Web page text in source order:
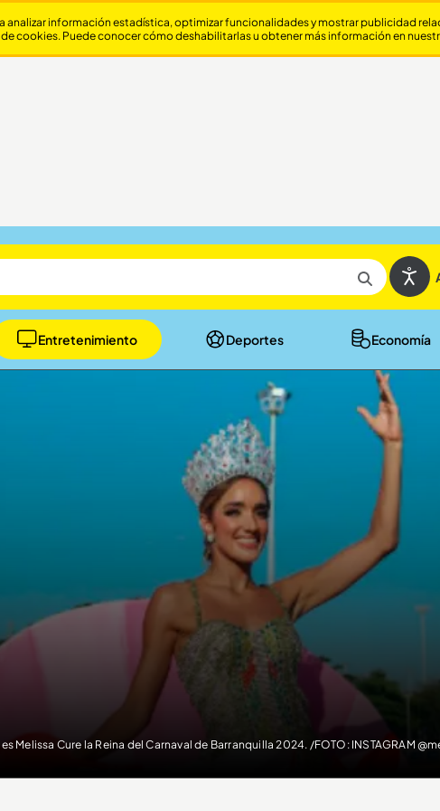
Entretenimiento Deportes Economía
es Melissa Cure la Reina del Carnaval de Barranquilla 2024. /FOTO: INSTAGRAM
información estadística, optimizar funcionalidades y mostrar publicidad
cookies. Puede conocer cómo deshabilitarlas u obtener más información en